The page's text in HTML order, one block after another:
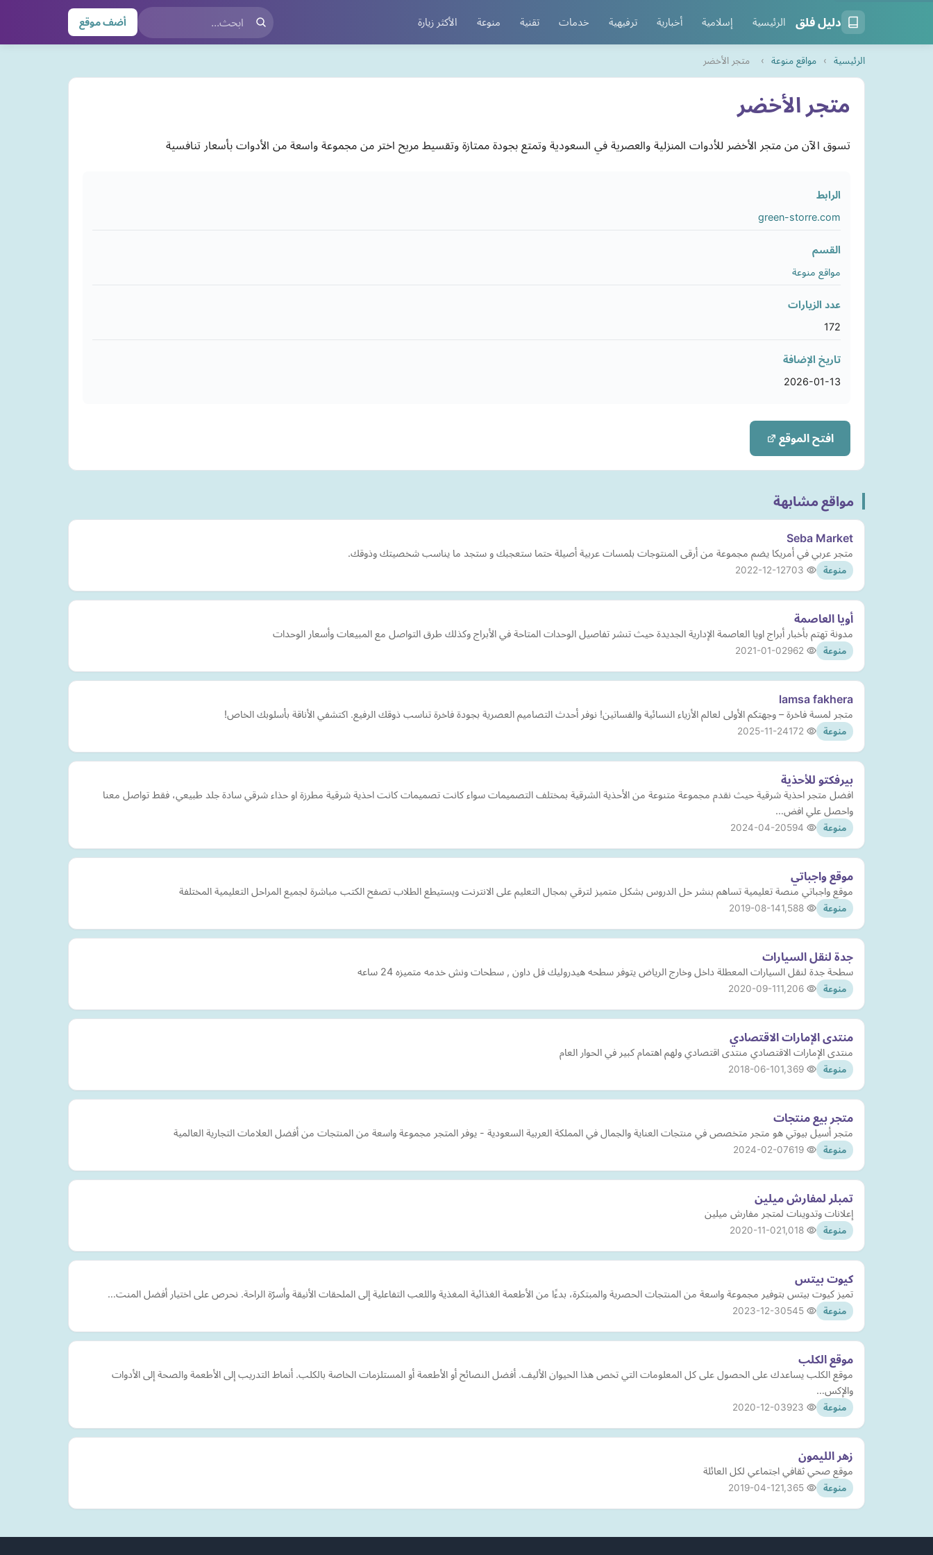
دليل فلق الرئيسية إسلامية أخبارية ترفيهية خدمات تقنية منوعة الأكثر زيارة أضف موقع
الرئيسية › مواقع منوعة › متجر الأخضر
متجر الأخضر
تسوق الآن من متجر الأخضر للأدوات المنزلية والعصرية في السعودية وتمتع بجودة ممتازة وتقسيط مريح اختر من مجموعة واسعة من الأدوات بأسعار تنافسية
الرابط
green-storre.com
القسم
مواقع منوعة
عدد الزيارات
172
تاريخ الإضافة
2026-01-13
افتح الموقع
مواقع مشابهة
Seba Market
متجر عربي في أمريكا يضم مجموعة من أرقى المنتوجات بلمسات عربية أصيلة حتما ستعجبك و ستجد ما يناسب شخصيتك وذوقك.
منوعة 2022-12-12
أويا العاصمة
مدونة تهتم بأخبار أبراج اويا العاصمة الإدارية الجديدة حيث تنشر تفاصيل الوحدات المتاحة في الأبراج وكذلك طرق التواصل مع المبيعات وأسعار الوحدات
منوعة 2021-01-02
lamsa fakhera
متجر لمسة فاخرة – وجهتكم الأولى لعالم الأزياء النسائية والفساتين! نوفر أحدث التصاميم العصرية بجودة فاخرة تناسب ذوقك الرفيع. اكتشفي الأناقة بأسلوبك الخاص!
منوعة 2025-11-24
بيرفكتو للأحذية
افضل متجر احذية شرقية حيث نقدم مجموعة متنوعة من الأحذية الشرقية بمختلف التصميمات سواء كانت تصميمات كانت احذية شرقية مطرزة او حذاء شرقي سادة جلد طبيعي، فقط تواصل معنا
واحصل علي افض…
منوعة 2024-04-20
موقع واجباتي
موقع واجباتي منصة تعليمية تساهم بنشر حل الدروس بشكل متميز لترقي بمجال التعليم على الانترنت ويستيطع الطلاب تصفح الكتب مباشرة لجميع المراحل التعليمية المختلفة
منوعة 2019-08-14
جدة لنقل السيارات
سطحة جدة لنقل السيارات المعطلة داخل وخارج الرياض يتوفر سطحه هيدروليك فل داون , سطحات ونش خدمه متميزه 24 ساعه
منوعة 2020-09-11
منتدى الإمارات الاقتصادي
منتدى الإمارات الاقتصادي منتدى اقتصادي ولهم اهتمام كبير في الحوار العام
منوعة 2018-06-10
متجر بيع منتجات
متجر أسيل بيوتي هو متجر متخصص في منتجات العناية والجمال في المملكة العربية السعودية - يوفر المتجر مجموعة واسعة من المنتجات من أفضل العلامات التجارية العالمية
منوعة 2024-02-07
تمبلر لمفارش ميلين
إعلانات وتدوينات لمتجر مفارش ميلين
منوعة 2020-11-02
كيوت بيتس
تميز كيوت بيتس بتوفير مجموعة واسعة من المنتجات الحصرية والمبتكرة، بدءًا من الأطعمة الغذائية المغذية واللعب التفاعلية إلى الملحقات الأنيقة وأسرّة الراحة. نحرص على اختيار أفضل المنت…
منوعة 2023-12-30
موقع الكلب
موقع الكلب يساعدك على الحصول على كل المعلومات التي تخص هذا الحيوان الأليف. أفضل النصائح أو الأطعمة أو المستلزمات الخاصة بالكلب. أنماط التدريب إلى الأطعمة والصحة إلى الأدوات
والإكس…
منوعة 2020-12-03
زهر الليمون
موقع صحي ثقافي اجتماعي لكل العائلة
منوعة 2019-04-12